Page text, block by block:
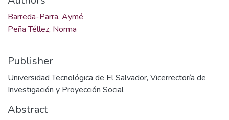
Barreda-Parra, Aymé
Peña Téllez, Norma
Publisher
Universidad Tecnológica de El Salvador, Vicerrectoría de
Investigación y Proyección Social
Abstract